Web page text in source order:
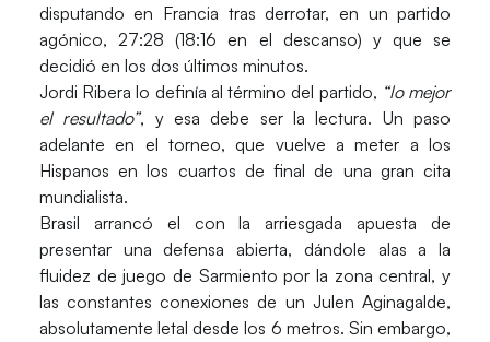
disputando en Francia tras derrotar, en un partido
agónico, 27:28 (18:16 en el descanso) y que se
decidió en los dos últimos minutos.
Jordi Ribera lo definía al término del partido, “lo mejor
el resultado”, y esa debe ser la lectura. Un paso
adelante en el torneo, que vuelve a meter a los
Hispanos en los cuartos de final de una gran cita
mundialista.
Brasil arrancó el con la arriesgada apuesta de
presentar una defensa abierta, dándole alas a la
fluidez de juego de Sarmiento por la zona central, y
las constantes conexiones de un Julen Aginagalde,
absolutamente letal desde los 6 metros. Sin embargo,